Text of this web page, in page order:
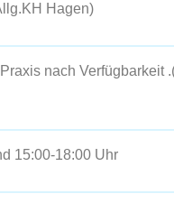
Hagen)
nach Verfügbarkeit
15:00-18:00 Uhr